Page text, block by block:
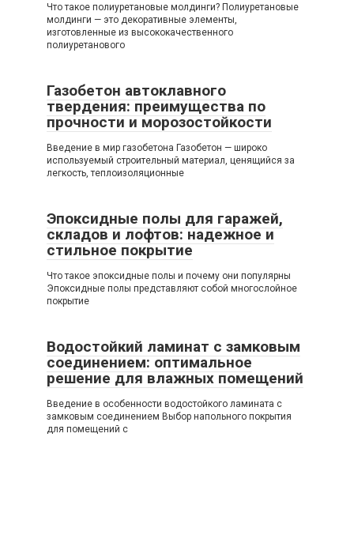
Что такое полиуретановые молдинги? Полиуретановые
молдинги — это декоративные элементы,
изготовленные из высококачественного
полиуретанового
Газобетон автоклавного
твердения: преимущества по
прочности и морозостойкости
Введение в мир газобетона Газобетон — широко
используемый строительный материал, ценящийся за
легкость, теплоизоляционные
Эпоксидные полы для гаражей,
складов и лофтов: надежное и
стильное покрытие
Что такое эпоксидные полы и почему они популярны
Эпоксидные полы представляют собой многослойное
покрытие
Водостойкий ламинат с замковым
соединением: оптимальное
решение для влажных помещений
Введение в особенности водостойкого ламината с
замковым соединением Выбор напольного покрытия
для помещений с